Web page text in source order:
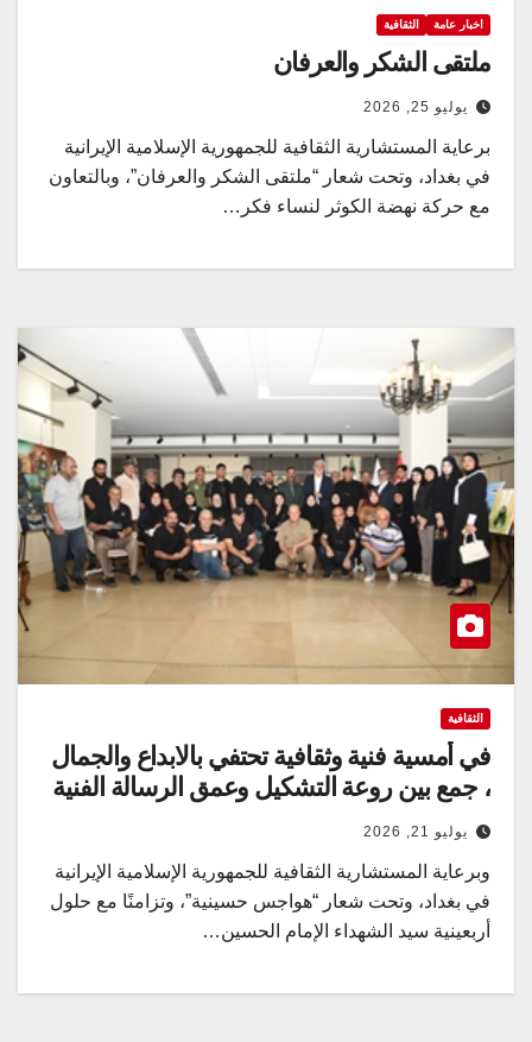
اخبار عامة الثقافية
ملتقى الشكر والعرفان
يوليو 25, 2026
برعاية المستشارية الثقافية للجمهورية الإسلامية الإيرانية
في بغداد، وتحت شعار “ملتقى الشكر والعرفان”، وبالتعاون
مع حركة نهضة الكوثر لنساء فكر…
الثقافية
في أمسية فنية وثقافية تحتفي بالابداع والجمال
، جمع بين روعة التشكيل وعمق الرسالة الفنية
يوليو 21, 2026
وبرعاية المستشارية الثقافية للجمهورية الإسلامية الإيرانية
في بغداد، وتحت شعار “هواجس حسينية”، وتزامنًا مع حلول
أربعينية سيد الشهداء الإمام الحسين…